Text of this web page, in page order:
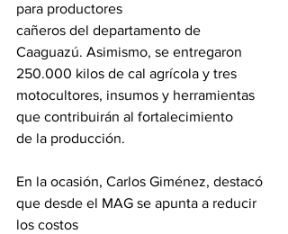
para productores
cañeros del departamento de
Caaguazú. Asimismo, se entregaron
250.000 kilos de cal agrícola y tres
motocultores, insumos y herramientas
que contribuirán al fortalecimiento
de la producción.
En la ocasión, Carlos Giménez, destacó
que desde el MAG se apunta a reducir
los costos